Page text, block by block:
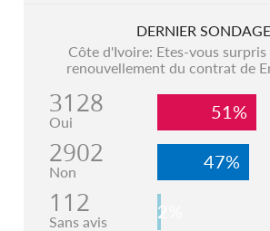
DERNIER SONDAGE
Côte d'Ivoire: Etes-vous
renouvellement du contrat de
3128
Oui 51%
2902
Non 47%
112
Sans avis 2%